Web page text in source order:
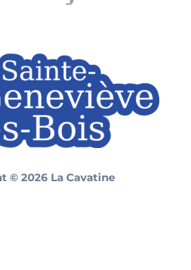
© 2026 La Cavatine